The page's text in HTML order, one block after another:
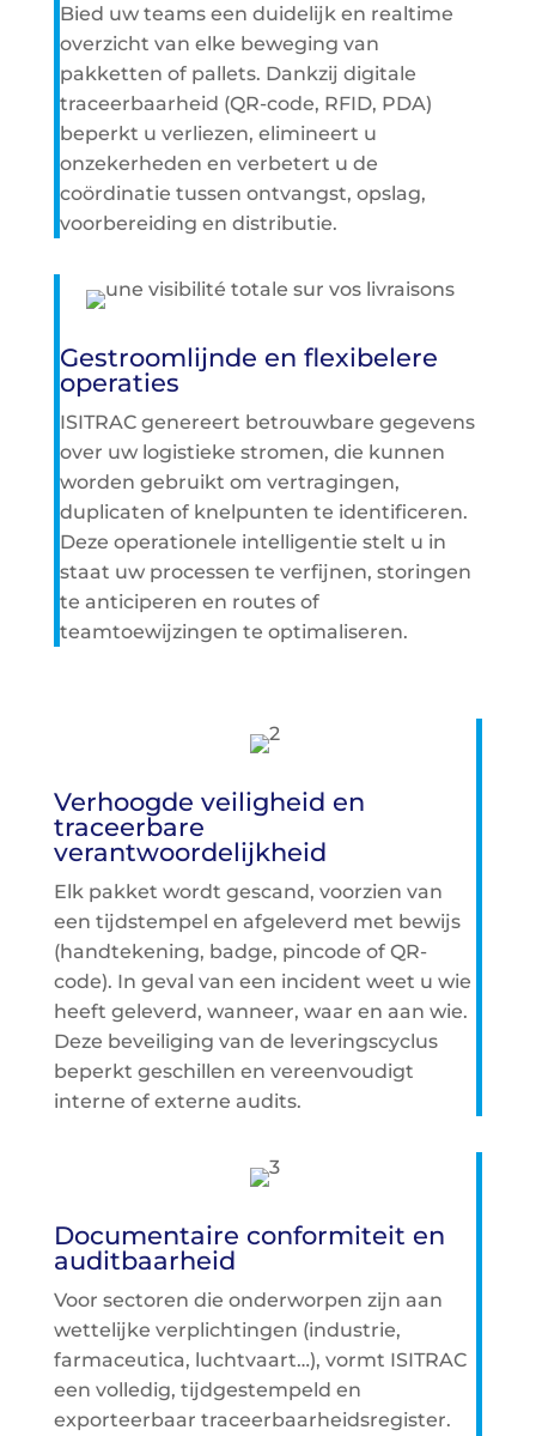
Bied uw teams een duidelijk en realtime
overzicht van elke beweging van
pakketten of pallets. Dankzij digitale
traceerbaarheid (QR-code, RFID, PDA)
beperkt u verliezen, elimineert u
onzekerheden en verbetert u de
coördinatie tussen ontvangst, opslag,
voorbereiding en distributie.
Gestroomlijnde en flexibelere
operaties
ISITRAC genereert betrouwbare gegevens
over uw logistieke stromen, die kunnen
worden gebruikt om vertragingen,
duplicaten of knelpunten te identificeren.
Deze operationele intelligentie stelt u in
staat uw processen te verfijnen, storingen
te anticiperen en routes of
teamtoewijzingen te optimaliseren.
Verhoogde veiligheid en
traceerbare
verantwoordelijkheid
Elk pakket wordt gescand, voorzien van
een tijdstempel en afgeleverd met bewijs
(handtekening, badge, pincode of QR-
code). In geval van een incident weet u wie
heeft geleverd, wanneer, waar en aan wie.
Deze beveiliging van de leveringscyclus
beperkt geschillen en vereenvoudigt
interne of externe audits.
Documentaire conformiteit en
auditbaarheid
Voor sectoren die onderworpen zijn aan
wettelijke verplichtingen (industrie,
farmaceutica, luchtvaart…), vormt ISITRAC
een volledig, tijdgestempeld en
exporteerbaar traceerbaarheidsregister.